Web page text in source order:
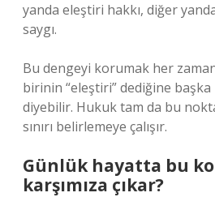
yanda eleştiri hakkı, diğer
saygı.
Bu dengeyi korumak her
birinin “eleştiri” dediğine
diyebilir. Hukuk tam da bu
sınırı belirlemeye çalışır.
Günlük hayatta bu
karşımıza çıkar?